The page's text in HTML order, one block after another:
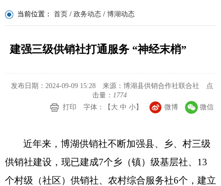
当前位置： 首页 / 政务动态 / 博湖动态
建强三级供销社打通服务 “神经末梢”
发布日期：2024-09-09 15:28 来源：博湖县供销合作社联合社
点
击量： 1774
打印
字体：【 大 中 小】 微博 微信
近年来，博湖供销社不断加强县、乡、村三级
供销社建设，现已建成7个乡（镇） 级基层社、 1 3
个村级（社区）供销社、农村综合服务社6个，建立